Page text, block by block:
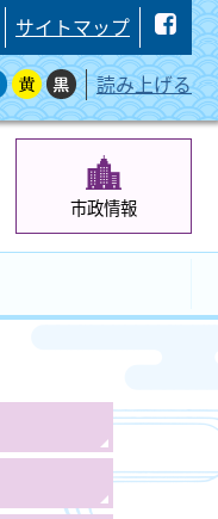
サイトマップ
読み上げる
市政情報